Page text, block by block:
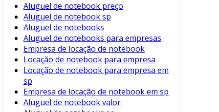
Aluguel de notebook preço
Aluguel de notebook sp
Aluguel de notebooks
Aluguel de notebooks para empresas
Empresa de locação de notebook
Locação de notebook para empresa
Locação de notebook para empresa em
sp
Empresa de locação de notebook em sp
Aluguel de notebook valor